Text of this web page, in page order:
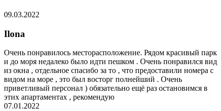
09.03.2022
Ilona
Очень понравилось месторасположение. Рядом красивый парк
и до моря недалеко было идти пешком . Очень понравился вид
из окна , отдельное спасибо за то , что предоставили номера с
видом на море , это был восторг полнейший . Очень
приветливый персонал ) обязательно ещё раз остановимся в
этих апартаментах , рекомендую
07.01.2022